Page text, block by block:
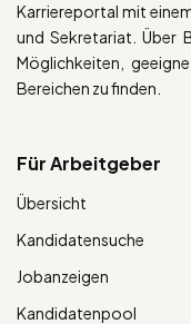
Karriereportal mit
und Sekretariat. Über
Möglichkeiten,
Bereichen zu finden.
Für Arbeitgeber
Übersicht
Kandidatensuche
Jobanzeigen
Kandidatenpool